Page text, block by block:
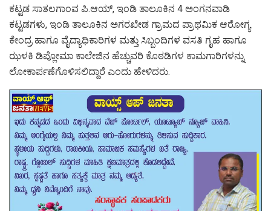
ಕಟ್ಟಡ ಸಾತಲಗಾಂವ ಪಿ.ಆಯ್, ಇಂಡಿ ತಾಲೂಕಿನ 4 ಅಂಗನವಾಡಿ
ಕಟ್ಟಡಗಳು, ಇಂಡಿ ತಾಲೂಕಿನ ಅಗರಖೇಡ ಗ್ರಾಮದ ಪ್ರಾಥಮಿಕ ಆರೋಗ್ಯ
ಕೇಂದ್ರ ಹಾಗೂ ವೈದ್ಯಾಧಿಕಾರಿಗಳ ಮತ್ತು ಸಿಬ್ಬಂದಿಗಳ ವಸತಿ ಗೃಹ ಹಾಗೂ
ಝಳಕಿ ಡಿಪ್ಲೋಮಾ ಕಾಲೇಜಿನ ಹೆಚ್ಚುವರಿ ಕೊಠಡಿಗಳ ಕಾಮಗಾರಿಗಳನ್ನು
ಲೋಕಾರ್ಪಣೆಗೊಳಿಸಲಿದ್ದಾರೆ ಎಂದು ಹೇಳಿದರು.